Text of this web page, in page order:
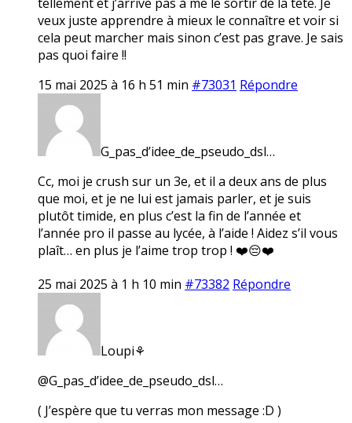
veux juste apprendre à mieux le connaître et voir si
cela peut marcher mais sinon c’est pas grave. Je sais
pas quoi faire !!
15 mai 2025 à 16 h 51 min #73031 Répondre
G_pas_d’idee_de_pseudo_dsl…
Cc, moi je crush sur un 3e, et il a deux ans de plus
que moi, et je ne lui est jamais parler, et je suis
plutôt timide, en plus c’est la fin de l’année et
l’année pro il passe au lycée, à l’aide ! Aidez s’il vous
plaît… en plus je l’aime trop trop ! ❤️😔❤️
25 mai 2025 à 1 h 10 min #73382 Répondre
Loupi⚘️
@G_pas_d’idee_de_pseudo_dsl…
( J’espère que tu verras mon message :D )